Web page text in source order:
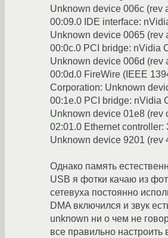
Unknown device 006c (rev
00:09.0 IDE interface:
Unknown device 0065 (rev
00:0c.0 PCI bridge: nVidia
Unknown device 006d (rev
00:0d.0 FireWire (IEEE
Corporation: Unknown
00:1e.0 PCI bridge: nVidia
Unknown device 01e8 (rev
02:01.0 Ethernet controller:
Unknown device 9201 (rev
Однако память
USB я фотки качаю из
сетевуха постоянно
DMA включился и звук
unknown ни о чем не
все правильно настроить